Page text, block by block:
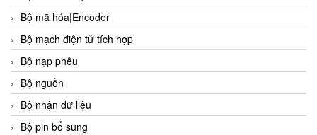
Bộ mã hóa|Encoder
Bộ mạch điện tử tích hợp
Bộ nạp phễu
Bộ nguồn
Bộ nhận dữ liệu
Bộ pin bổ sung